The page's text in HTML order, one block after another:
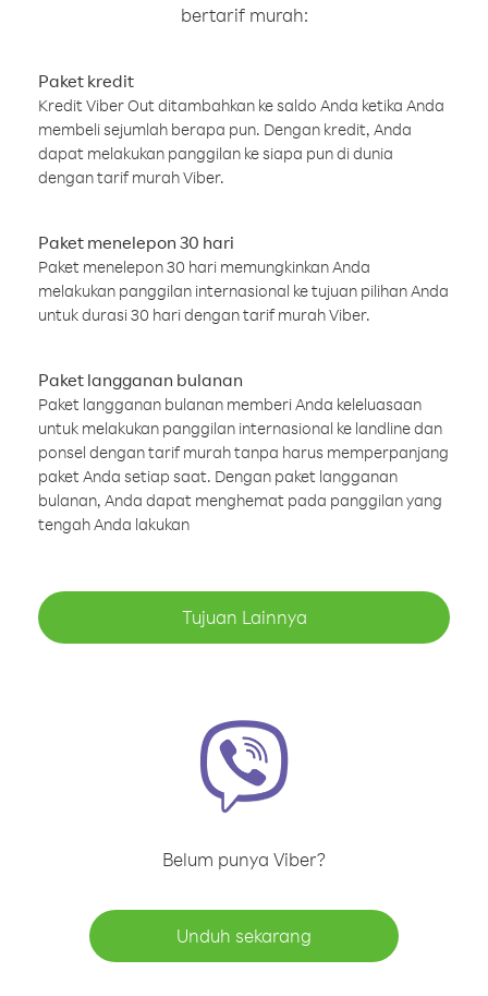
bertarif murah:
Paket kredit
Kredit Viber Out ditambahkan ke saldo Anda ketika Anda
membeli sejumlah berapa pun. Dengan kredit, Anda
dapat melakukan panggilan ke siapa pun di dunia
dengan tarif murah Viber.
Paket menelepon 30 hari
Paket menelepon 30 hari memungkinkan Anda
melakukan panggilan internasional ke tujuan pilihan Anda
untuk durasi 30 hari dengan tarif murah Viber.
Paket langganan bulanan
Paket langganan bulanan memberi Anda keleluasaan
untuk melakukan panggilan internasional ke landline dan
ponsel dengan tarif murah tanpa harus memperpanjang
paket Anda setiap saat. Dengan paket langganan
bulanan, Anda dapat menghemat pada panggilan yang
tengah Anda lakukan
Tujuan Lainnya
Belum punya Viber?
Unduh sekarang